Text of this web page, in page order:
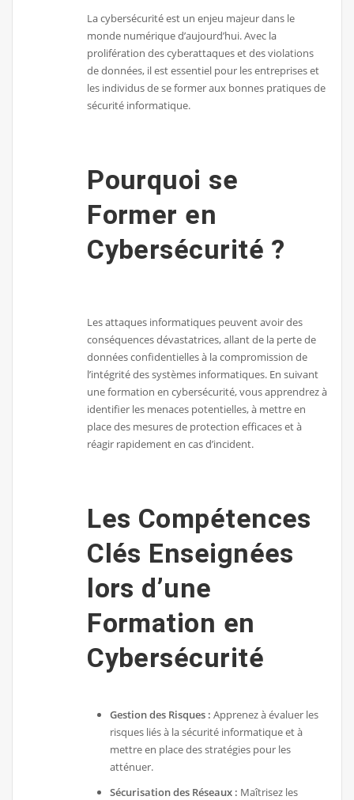
La cybersécurité est un enjeu majeur dans le
monde numérique d’aujourd’hui. Avec la
prolifération des cyberattaques et des violations
de données, il est essentiel pour les entreprises et
les individus de se former aux bonnes pratiques de
sécurité informatique.
Pourquoi se
Former en
Cybersécurité ?
Les attaques informatiques peuvent avoir des
conséquences dévastatrices, allant de la perte de
données confidentielles à la compromission de
l’intégrité des systèmes informatiques. En suivant
une formation en cybersécurité, vous apprendrez à
identifier les menaces potentielles, à mettre en
place des mesures de protection efficaces et à
réagir rapidement en cas d’incident.
Les Compétences
Clés Enseignées
lors d’une
Formation en
Cybersécurité
Gestion des Risques : Apprenez à évaluer les
risques liés à la sécurité informatique et à
mettre en place des stratégies pour les
atténuer.
Sécurisation des Réseaux : Maîtrisez les